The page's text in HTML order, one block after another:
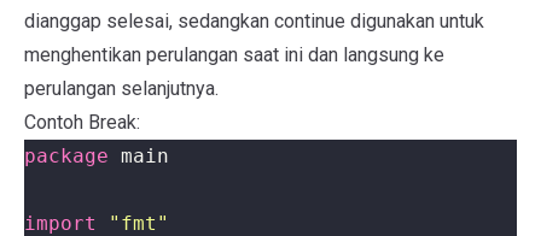
dianggap selesai, sedangkan continue digunakan untuk
menghentikan perulangan saat ini dan langsung ke
perulangan selanjutnya.
Contoh Break:
package main
import "fmt"